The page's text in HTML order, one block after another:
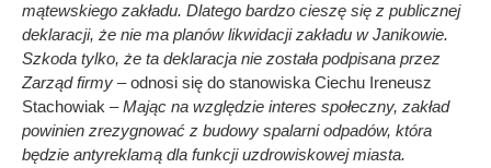
mątewskiego zakładu. Dlatego bardzo cieszę się z publicznej
deklaracji, że nie ma planów likwidacji zakładu w Janikowie.
Szkoda tylko, że ta deklaracja nie została podpisana przez
Zarząd firmy –odnosi się do stanowiska Ciechu Ireneusz
Stachowiak –Mając na względzie interes społeczny, zakład
powinien zrezygnować z budowy spalarni odpadów, która
będzie antyreklamą dla funkcji uzdrowiskowej miasta.